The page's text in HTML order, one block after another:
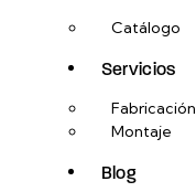
Catálogo
Servicios
Fabricación
Montaje
Blog